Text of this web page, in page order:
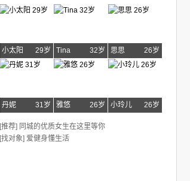
小太阳 29岁 Tina 32岁 思思 26岁
丹妮 31岁 雅悠 26岁 小玲儿 26岁
[推荐] 同城的优质女生在这里等你
[找对象] 爱健身懂生活